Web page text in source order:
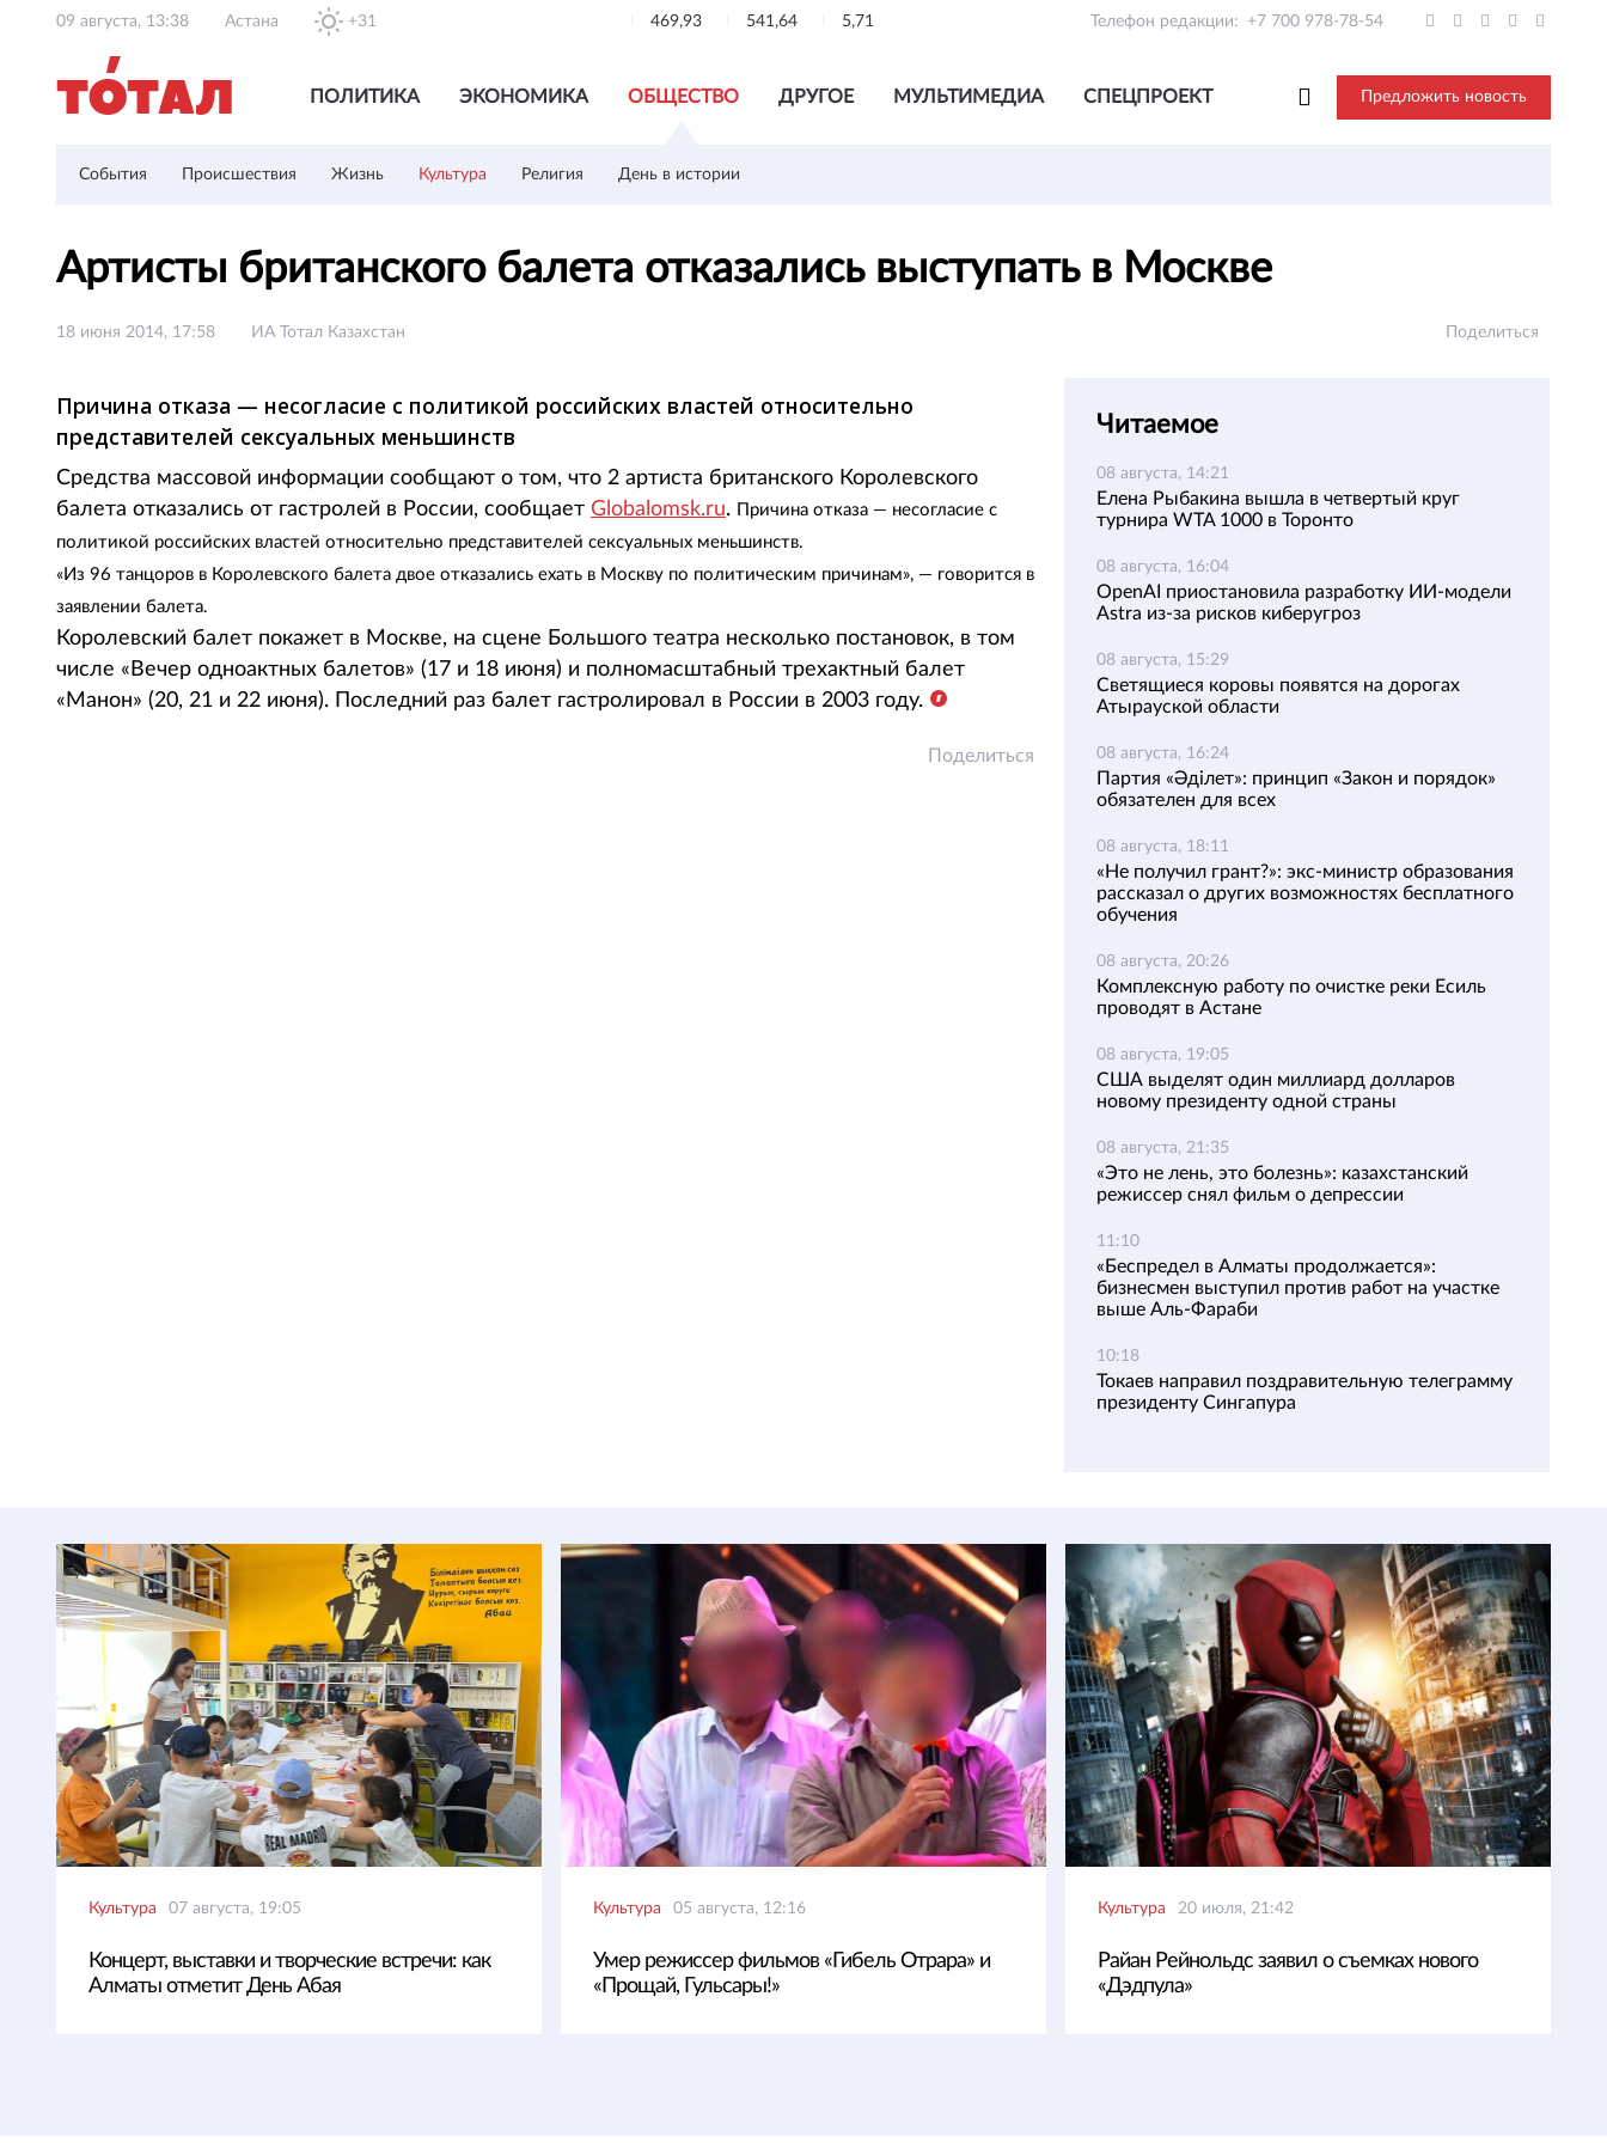
09 августа, 13:38 Астана +31 469,93 541,64 5,71 Телефон редакции: +7 700 978-78-54
ПОЛИТИКА ЭКОНОМИКА ОБЩЕСТВО ДРУГОЕ МУЛЬТИМЕДИА СПЕЦПРОЕКТ Предложить новость
События Происшествия Жизнь Культура Религия День в истории
Артисты британского балета отказались выступать в Моcкве
18 июня 2014, 17:58 ИА Тотал Казахстан Поделиться
Причина отказа — несогласие с политикой российских властей относительно
представителей сексуальных меньшинств
Средства массовой информации сообщают о том, что 2 артиста британского Королевского
балета отказались от гастролей в России, сообщает Globalomsk.ru. Причина отказа — несогласие с
политикой российских властей относительно представителей сексуальных меньшинств.
«Из 96 танцоров в Королевского балета двое отказались ехать в Москву по политическим причинам», — говорится в
заявлении балета.
Королевский балет покажет в Москве, на сцене Большого театра несколько постановок, в том
числе «Вечер одноактных балетов» (17 и 18 июня) и полномасштабный трехактный балет
«Манон» (20, 21 и 22 июня). Последний раз балет гастролировал в России в 2003 году.
Поделиться
Читаемое
08 августа, 14:21
Елена Рыбакина вышла в четвертый круг
турнира WTA 1000 в Торонто
08 августа, 16:04
OpenAI приостановила разработку ИИ-модели
Astra из-за рисков киберугроз
08 августа, 15:29
Светящиеся коровы появятся на дорогах
Атырауской области
08 августа, 16:24
Партия «Әділет»: принцип «Закон и порядок»
обязателен для всех
08 августа, 18:11
«Не получил грант?»: экс-министр образования
рассказал о других возможностях бесплатного
обучения
08 августа, 20:26
Комплексную работу по очистке реки Есиль
проводят в Астане
08 августа, 19:05
США выделят один миллиард долларов
новому президенту одной страны
08 августа, 21:35
«Это не лень, это болезнь»: казахстанский
режиссер снял фильм о депрессии
11:10
«Беспредел в Алматы продолжается»:
бизнесмен выступил против работ на участке
выше Аль-Фараби
10:18
Токаев направил поздравительную телеграмму
президенту Сингапура
Культура 07 августа, 19:05
Концерт, выставки и творческие встречи: как
Алматы отметит День Абая
Культура 05 августа, 12:16
Умер режиссер фильмов «Гибель Отрара» и
«Прощай, Гульсары!»
Культура 20 июля, 21:42
Райан Рейнольдс заявил о съемках нового
«Дэдпула»